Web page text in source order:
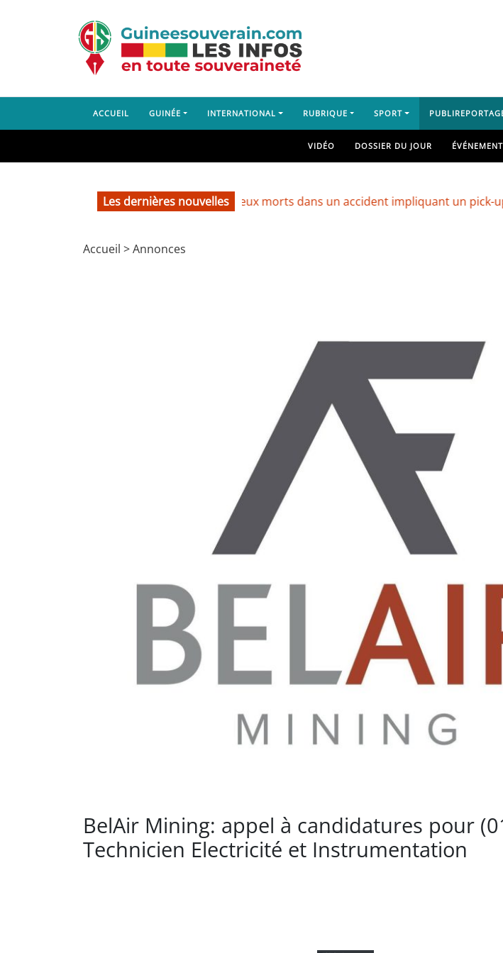
ACCUEIL GUINÉE INTERNATIONAL RUBRIQUE SPORT
VIDÉO DOSSIER DU JOUR ÉVÉNEMENT
Les dernières nouvelles
Lambanyi : deux morts dans un accident impliquant un pick-up de la
Accueil >Annonces
BelAir Mining: appel à candidatures pour
Technicien Electricité et Instrumentation